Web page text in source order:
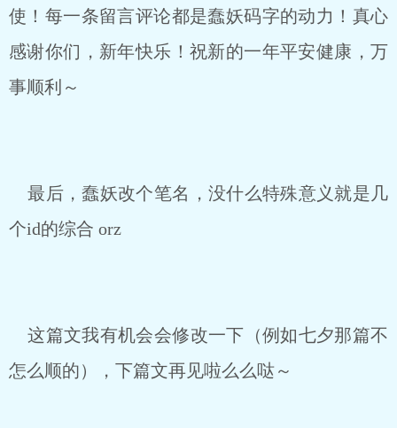
使！每一条留言评论都是蠢妖码字的动力！真心
感谢你们，新年快乐！祝新的一年平安健康，万
事顺利～
最后，蠢妖改个笔名，没什么特殊意义就是几
个id的综合 orz
这篇文我有机会会修改一下（例如七夕那篇不
怎么顺的），下篇文再见啦么么哒～